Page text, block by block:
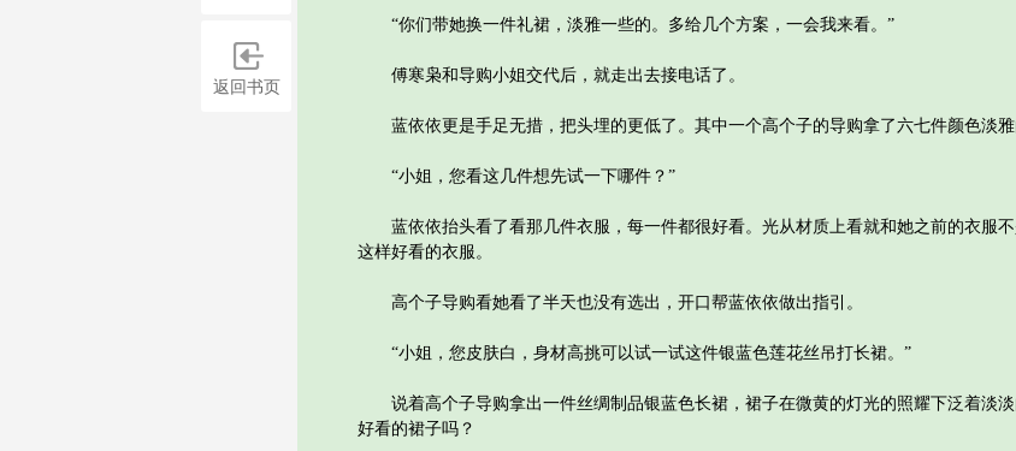
“你们带她换一件礼裙，淡雅一些的。多给几个方案，一会我来看。”
傅寒枭和导购小姐交代后，就走出去接电话了。
蓝依依更是手足无措，把头埋的更低了。其中一个高个子的导购拿了六七件颜色淡雅
“小姐，您看这几件想先试一下哪件？”
蓝依依抬头看了看那几件衣服，每一件都很好看。光从材质上看就和她之前的衣服不
这样好看的衣服。
高个子导购看她看了半天也没有选出，开口帮蓝依依做出指引。
“小姐，您皮肤白，身材高挑可以试一试这件银蓝色莲花丝吊打长裙。”
说着高个子导购拿出一件丝绸制品银蓝色长裙，裙子在微黄的灯光的照耀下泛着淡淡
好看的裙子吗？
返回书页